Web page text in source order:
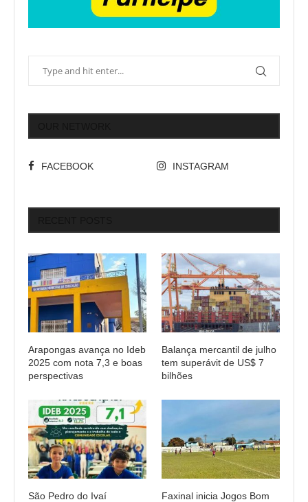
FACEBOOK INSTAGRAM
Arapongas avança no Ideb
2025 com nota 7,3 e boas
perspectivas
Balança mercantil de julho
tem superávit de US$ 7
bilhões
São Pedro do Ivaí
Faxinal inicia Jogos Bom